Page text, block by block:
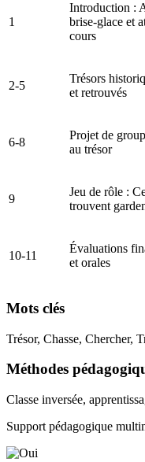
1
Introduction :
brise-glace et
cours
2-5
Trésors
et retrouvés
6-8
Projet de
au trésor
9
Jeu de rôle :
trouvent
10-11
Évaluations
et orales
Mots clés
Trésor, Chasse, Chercher,
Méthodes
Classe inversée,
Support pédagogique